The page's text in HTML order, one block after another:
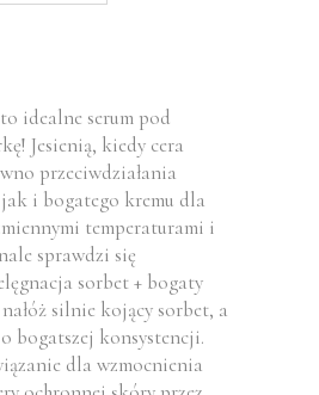
idealne serum pod
Jesienią, kiedy cera
przeciwdziałania
i bogatego kremu dla
temperaturami i
sprawdzi się
sorbet + bogaty
silnie kojący sorbet, a
bogatszej konsystencji.
dla wzmocnienia